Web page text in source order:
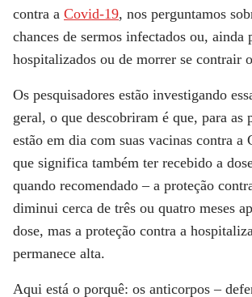
contra a Covid-19, nos perguntamos
chances de sermos infectados ou, ainda
hospitalizados ou de morrer se contrair
Os pesquisadores estão investigando
geral, o que descobriram é que, para as
estão em dia com suas vacinas contra a
que significa também ter recebido a
quando recomendado – a proteção
diminui cerca de três ou quatro meses
dose, mas a proteção contra a
permanece alta.
Aqui está o porquê: os anticorpos –